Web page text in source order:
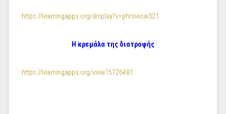
https://learningapps.org/display?v=phrsieow321
Η κρεμάλα της διατροφής
https://learningapps.org/view15726481